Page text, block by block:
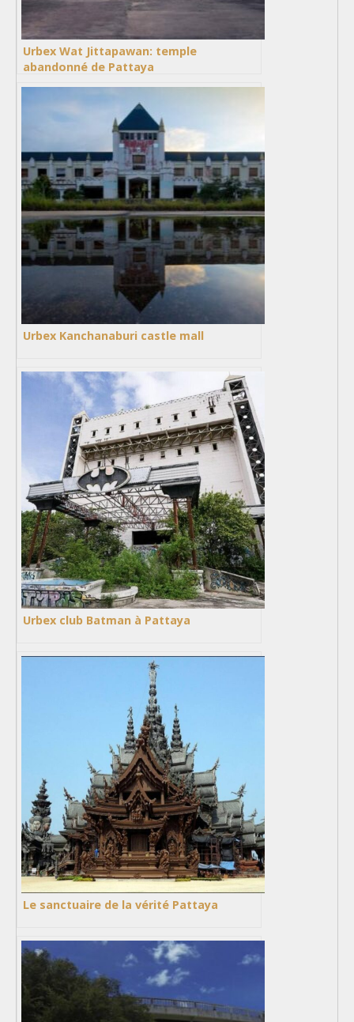
Urbex Wat Jittapawan: temple
abandonné de Pattaya
Urbex Kanchanaburi castle mall
Urbex club Batman à Pattaya
Le sanctuaire de la vérité Pattaya